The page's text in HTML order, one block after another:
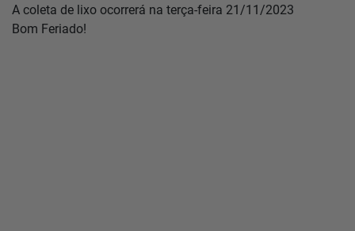
A coleta de lixo ocorrerá na terça-feira 21/11/2023
Bom Feriado!